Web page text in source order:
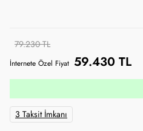
79.230 TL
İnternete Özel Fiyat 59.430 TL
3 Taksit İmkanı